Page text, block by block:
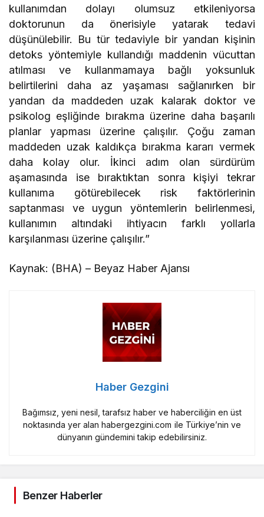
kullanımdan dolayı olumsuz etkileniyorsa
doktorunun da önerisiyle yatarak tedavi
düşünülebilir. Bu tür tedaviyle bir yandan kişinin
detoks yöntemiyle kullandığı maddenin vücuttan
atılması ve kullanmamaya bağlı yoksunluk
belirtilerini daha az yaşaması sağlanırken bir
yandan da maddeden uzak kalarak doktor ve
psikolog eşliğinde bırakma üzerine daha başarılı
planlar yapması üzerine çalışılır. Çoğu zaman
maddeden uzak kaldıkça bırakma kararı vermek
daha kolay olur. İkinci adım olan sürdürüm
aşamasında ise bıraktıktan sonra kişiyi tekrar
kullanıma götürebilecek risk faktörlerinin
saptanması ve uygun yöntemlerin belirlenmesi,
kullanımın altındaki ihtiyacın farklı yollarla
karşılanması üzerine çalışılır.”
Kaynak: (BHA) – Beyaz Haber Ajansı
Haber Gezgini
Bağımsız, yeni nesil, tarafsız haber ve haberciliğin en üst
noktasında yer alan habergezgini.com ile Türkiye’nin ve
dünyanın gündemini takip edebilirsiniz.
Benzer Haberler